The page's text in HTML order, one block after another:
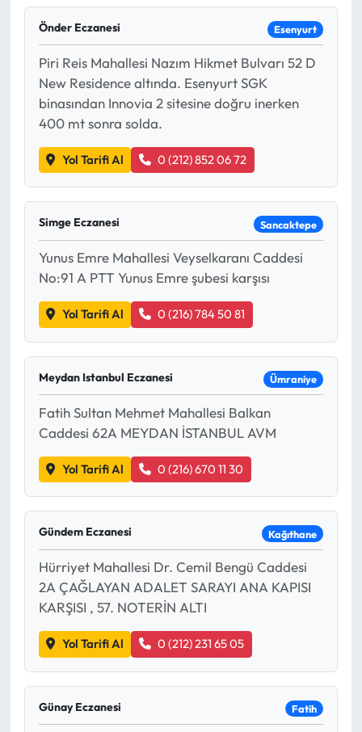
Önder Eczanesi Esenyurt
Piri Reis Mahallesi Nazım Hikmet Bulvarı 52 D
New Residence altında. Esenyurt SGK
binasından Innovia 2 sitesine doğru inerken
400 mt sonra solda.
Yol Tarifi Al 0 (212) 852 06 72
Simge Eczanesi Sancaktepe
Yunus Emre Mahallesi Veyselkaranı Caddesi
No:91 A PTT Yunus Emre şubesi karşısı
Yol Tarifi Al 0 (216) 784 50 81
Meydan Istanbul Eczanesi Ümraniye
Fatih Sultan Mehmet Mahallesi Balkan
Caddesi 62A MEYDAN İSTANBUL AVM
Yol Tarifi Al 0 (216) 670 11 30
Gündem Eczanesi Kağıthane
Hürriyet Mahallesi Dr. Cemil Bengü Caddesi
2A ÇAĞLAYAN ADALET SARAYI ANA KAPISI
KARŞISI , 57. NOTERİN ALTI
Yol Tarifi Al 0 (212) 231 65 05
Günay Eczanesi Fatih